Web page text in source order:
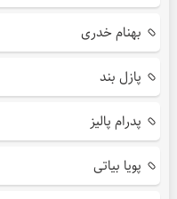
بهنام خدری
پازل بند
پدرام پالیز
پویا بیاتی